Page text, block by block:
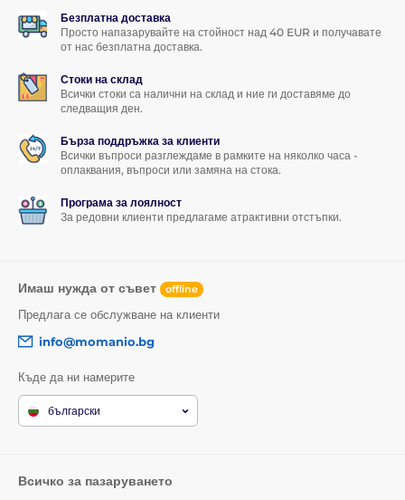
Безплатна доставка
Просто напазарувайте на стойност над 40 EUR и получавате
от нас безплатна доставка.
Стоки на склад
Всички стоки са налични на склад и ние ги доставяме до
следващия ден.
Бърза поддръжка за клиенти
Всички въпроси разглеждаме в рамките на няколко часа -
оплаквания, въпроси или замяна на стока.
Програма за лоялност
За редовни клиенти предлагаме атрактивни отстъпки.
Имаш нужда от съвет offline
Предлага се обслужване на клиенти
info@momanio.bg
Къде да ни намерите
български
Всичко за пазаруването